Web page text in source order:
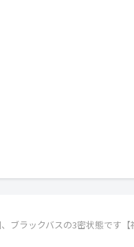
、ブラックバスの3密状態です